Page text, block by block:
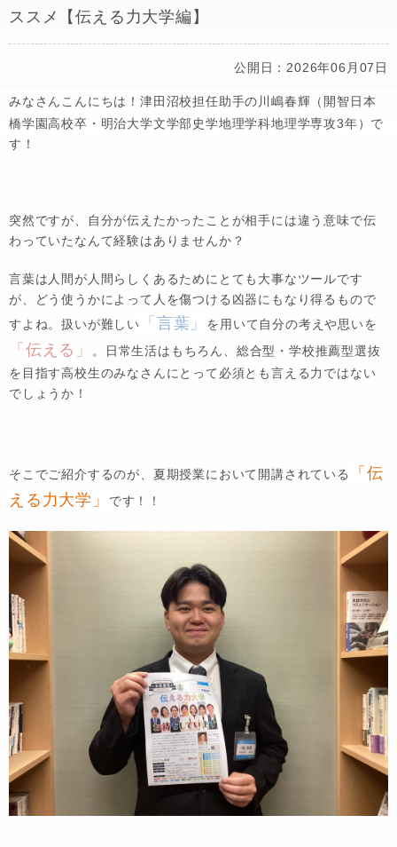
ススメ【伝える力大学編】
公開日：2026年06月07日
みなさんこんにちは！津田沼校担任助手の川嶋春輝（開智日本
橋学園高校卒・明治大学文学部史学地理学科地理学専攻3年）で
す！
突然ですが、
自分が伝えたかったことが相手には違う意味で伝
わっていた なんて経験はありませんか？
言葉は人間が人間らしくあるためにとても大事なツールです
が、どう使うかによって人を傷つける凶器にもなり得るもので
すよね。扱いが難しい
「言葉」 を用いて自分の考えや思いを
「伝える」
。日常生活はもちろん、総合型・学校推薦型選抜
を目指す高校生のみなさんにとって必須とも言える力ではない
でしょうか！
そこでご紹介するのが、夏期授業において開講されている
「伝
える力大学」
です！！